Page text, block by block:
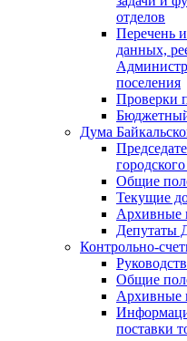
отделов
Перечень
данных,
поселения
Проверки
Дума
Общие
Текущие
Архивные
Депутаты
Контрольно-
Общие
Архивные
поставки